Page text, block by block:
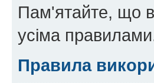
Пам'ятайте, що
усіма
Правила